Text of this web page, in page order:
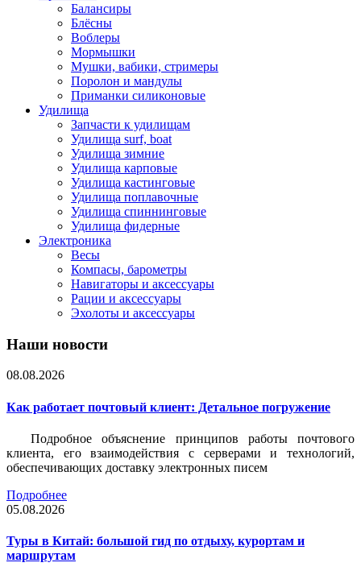
Балансиры
Блёсны
Воблеры
Мормышки
Мушки, вабики, стримеры
Поролон и мандулы
Приманки силиконовые
Удилища
Запчасти к удилищам
Удилища surf, boat
Удилища зимние
Удилища карповые
Удилища кастинговые
Удилища поплавочные
Удилища спиннинговые
Удилища фидерные
Электроника
Весы
Компасы, барометры
Навигаторы и аксессуары
Рации и аксессуары
Эхолоты и аксессуары
Наши новости
08.08.2026
Как работает почтовый клиент: Детальное погружение
Подробное объяснение принципов работы почтового
клиента, его взаимодействия с серверами и технологий,
обеспечивающих доставку электронных писем
Подробнее
05.08.2026
Туры в Китай: большой гид по отдыху, курортам и
маршрутам